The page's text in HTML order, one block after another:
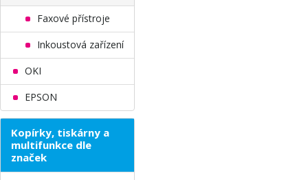
Faxové přístroje
Inkoustová zařízení
OKI
EPSON
Kopírky, tiskárny a
multifunkce dle
značek